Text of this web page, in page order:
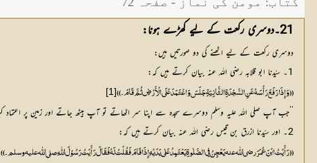
21۔دوسری رکعت کے لیے کھڑے ہونا:
دوسری رکعت کے لیے اٹھنے کی دو صورتیں ہیں:
1۔ سیّدنا ابو قلابہ رضی اللہ عنہ بیان کرتے ہیں کہ:
(( وَإِذَا رَفَعَ رَأْسَہُ عَنِ السَّجْدَۃِ الثَّانِیَۃِ جَلَسَ وَاعْتَمَدَ عَلَی الْأَرْضِ ثُمَّ قَامَ ۔))[1]
’’جب آپ صلی اللہ علیہ وسلم دوسرے سجدہ سے اپنا سر اٹھاتے تو آپ بیٹھ جاتے اور زمین پر
2۔ اور سیّدنا ازرق بن قیس رضی اللہ عنہ بیان کرتے ہیں کہ:
(( رَأَیْتُ ابْنَ عُمَرَ رضی اللّٰه عنہ یَعْجِنُ فِی الصَّلٰوۃِ یَعْتَمِدُ عَلٰی یَدَیْہِ إِذَا قَامَ فَقُلْتُ لَہُ فَقَالَ رَأَیْتُ رَسُوْلَ اللّٰہِ صلي اللّٰه عليه وسلم ۔))